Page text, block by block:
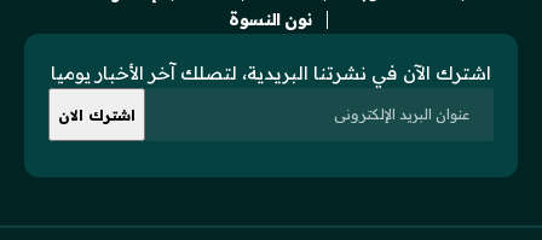
نون النسوة
اشترك الآن في نشرتنا البريدية، لتصلك آخر الأخبار يوميا